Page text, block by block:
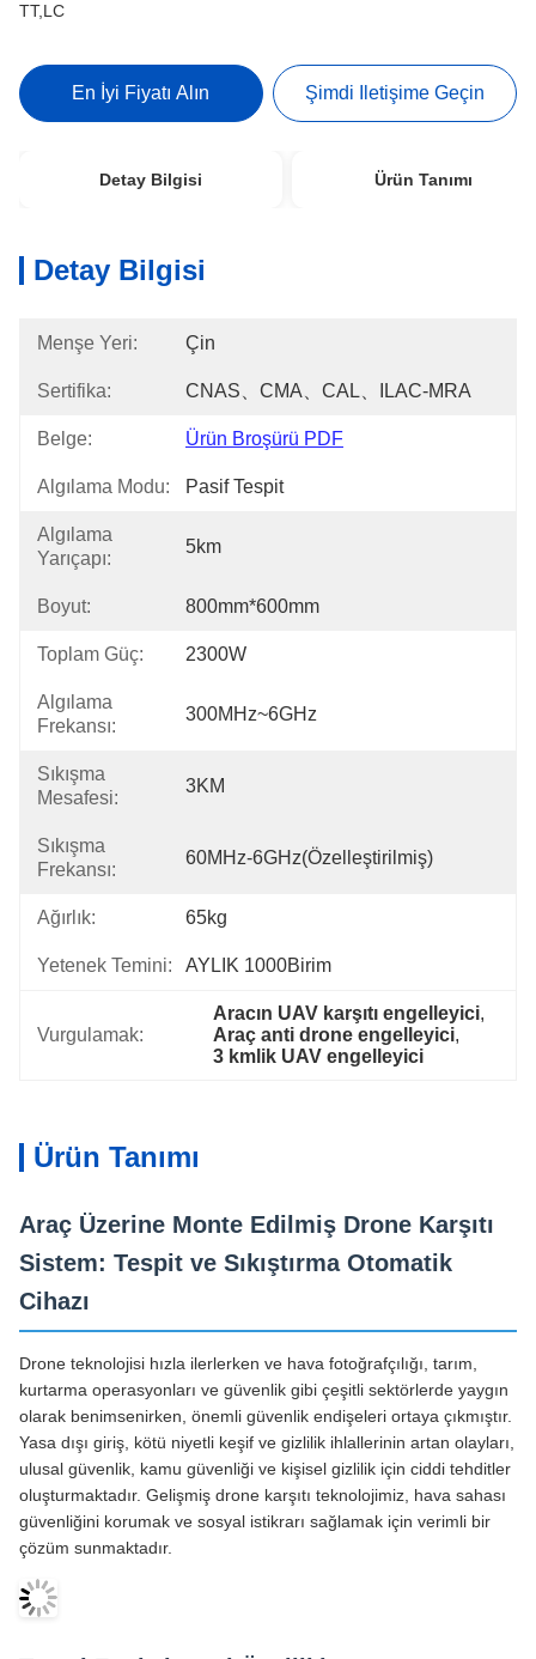
TT,LC
En İyi Fiyatı Alın Şimdi Iletişime Geçin
Detay Bilgisi Ürün Tanımı
Detay Bilgisi
Menşe Yeri: Çin
Sertifika: CNAS、CMA、CAL、ILAC-MRA
Belge: Ürün Broşürü PDF
Algılama Modu: Pasif Tespit
Algılama
Yarıçapı:
5km
Boyut: 800mm*600mm
Toplam Güç: 2300W
Algılama
Frekansı:
300MHz~6GHz
Sıkışma
Mesafesi:
3KM
Sıkışma
Frekansı:
60MHz-6GHz(Özelleştirilmiş)
Ağırlık: 65kg
Yetenek Temini: AYLIK 1000Birim
Vurgulamak:
Aracın UAV karşıtı engelleyici,
Araç anti drone engelleyici,
3 kmlik UAV engelleyici
Ürün Tanımı
Araç Üzerine Monte Edilmiş Drone Karşıtı
Sistem: Tespit ve Sıkıştırma Otomatik
Cihazı
Drone teknolojisi hızla ilerlerken ve hava fotoğrafçılığı, tarım,
kurtarma operasyonları ve güvenlik gibi çeşitli sektörlerde yaygın
olarak benimsenirken, önemli güvenlik endişeleri ortaya çıkmıştır.
Yasa dışı giriş, kötü niyetli keşif ve gizlilik ihlallerinin artan olayları,
ulusal güvenlik, kamu güvenliği ve kişisel gizlilik için ciddi tehditler
oluşturmaktadır. Gelişmiş drone karşıtı teknolojimiz, hava sahası
güvenliğini korumak ve sosyal istikrarı sağlamak için verimli bir
çözüm sunmaktadır.
Temel Fonksiyonel Özellikler